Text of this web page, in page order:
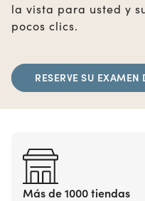
la vista para usted y
pocos clics.
RESERVE SU EXAMEN
Más de 1000 tiendas